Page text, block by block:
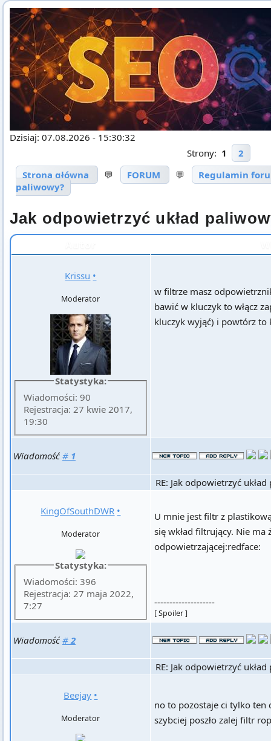
Dzisiaj: 07.08.2026 - 15:30:32
Strony: 1
2
Strona główna
💬 FORUM 💬
Regulamin
paliwowy?
Jak odpowietrzyć układ
Krissu •
Moderator
Statystyka:
Wiadomości: 90
Rejestracja: 27 kwie 2017,
19:30
w filtrze masz
bawić w kluczyk to włącz
kluczyk wyjąć) i powtórz to
Wiadomość # 1
RE: Jak odpowietrzyć
KingOfSouthDWR •
Moderator
Statystyka:
Wiadomości: 396
Rejestracja: 27 maja 2022,
7:27
U mnie jest filtr z
się wkład filtrujący. Nie ma
odpowietrzającej:redface:
--------------------
[ Spoiler ]
Wiadomość # 2
RE: Jak odpowietrzyć
Beejay •
Moderator
no to pozostaje ci tylko ten
szybciej poszło zalej filtr